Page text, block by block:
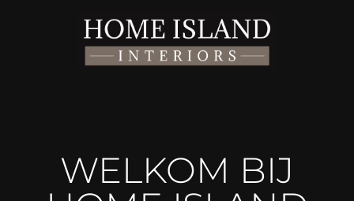
WELKOM BIJ